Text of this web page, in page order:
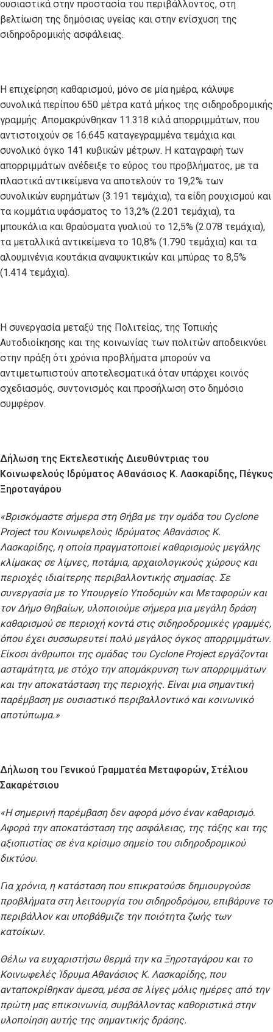
ουσιαστικά στην προστασία του περιβάλλοντος, στη
βελτίωση της δημόσιας υγείας και στην ενίσχυση της
σιδηροδρομικής ασφάλειας.
Η επιχείρηση καθαρισμού, μόνο σε μία ημέρα, κάλυψε
συνολικά περίπου 650 μέτρα κατά μήκος της σιδηροδρομικής
γραμμής. Απομακρύνθηκαν 11.318 κιλά απορριμμάτων, που
αντιστοιχούν σε 16.645 καταγεγραμμένα τεμάχια και
συνολικό όγκο 141 κυβικών μέτρων. Η καταγραφή των
απορριμμάτων ανέδειξε το εύρος του προβλήματος, με τα
πλαστικά αντικείμενα να αποτελούν το 19,2% των
συνολικών ευρημάτων (3.191 τεμάχια), τα είδη ρουχισμού και
τα κομμάτια υφάσματος το 13,2% (2.201 τεμάχια), τα
μπουκάλια και θραύσματα γυαλιού το 12,5% (2.078 τεμάχια),
τα μεταλλικά αντικείμενα το 10,8% (1.790 τεμάχια) και τα
αλουμινένια κουτάκια αναψυκτικών και μπύρας το 8,5%
(1.414 τεμάχια).
Η συνεργασία μεταξύ της Πολιτείας, της Τοπικής
Αυτοδιοίκησης και της κοινωνίας των πολιτών αποδεικνύει
στην πράξη ότι χρόνια προβλήματα μπορούν να
αντιμετωπιστούν αποτελεσματικά όταν υπάρχει κοινός
σχεδιασμός, συντονισμός και προσήλωση στο δημόσιο
συμφέρον.
Δήλωση της Εκτελεστικής Διευθύντριας του
Κοινωφελούς Ιδρύματος Αθανάσιος Κ. Λασκαρίδης, Πέγκυς
Ξηροταγάρου
«Βρισκόμαστε σήμερα στη Θήβα με την ομάδα του Cyclone
Projectτου Κοινωφελούς Ιδρύματος Αθανάσιος Κ.
Λασκαρίδης, η οποία πραγματοποιεί καθαρισμούς μεγάλης
κλίμακας σε λίμνες, ποτάμια, αρχαιολογικούς χώρους και
περιοχές ιδιαίτερης περιβαλλοντικής σημασίας. Σε
συνεργασία με το Υπουργείο Υποδομών και Μεταφορών και
τον Δήμο Θηβαίων, υλοποιούμε σήμερα μια μεγάλη δράση
καθαρισμού σε περιοχή κοντά στις σιδηροδρομικές γραμμές,
όπου έχει συσσωρευτεί πολύ μεγάλος όγκος απορριμμάτων.
Είκοσι άνθρωποι της ομάδας του CycloneProjectεργάζονται
ασταμάτητα, με στόχο την απομάκρυνση των απορριμμάτων
και την αποκατάσταση της περιοχής. Είναι μια σημαντική
παρέμβαση με ουσιαστικό περιβαλλοντικό και κοινωνικό
αποτύπωμα.»
Δήλωση του Γενικού Γραμματέα Μεταφορών, Στέλιου
Σακαρέτσιου
«Η σημερινή παρέμβαση δεν αφορά μόνο έναν καθαρισμό.
Αφορά την αποκατάσταση της ασφάλειας, της τάξης και της
αξιοπιστίας σε ένα κρίσιμο σημείο του σιδηροδρομικού
δικτύου.
Για χρόνια, η κατάσταση που επικρατούσε δημιουργούσε
προβλήματα στη λειτουργία του σιδηροδρόμου, επιβάρυνε το
περιβάλλον και υποβάθμιζε την ποιότητα ζωής των
κατοίκων.
Θέλω να ευχαριστήσω θερμά την κα Ξηροταγάρου και το
Κοινωφελές Ίδρυμα Αθανάσιος Κ. Λασκαρίδης, που
ανταποκρίθηκαν άμεσα, μέσα σε λίγες μόλις ημέρες από την
πρώτη μας επικοινωνία, συμβάλλοντας καθοριστικά στην
υλοποίηση αυτής της σημαντικής δράσης.